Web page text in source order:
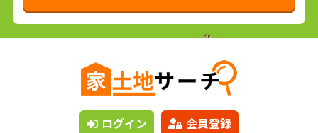
ログイン 会員登録